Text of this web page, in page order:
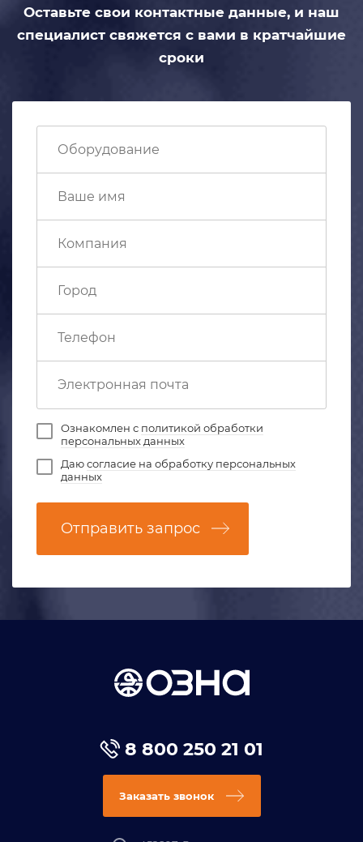
Оставьте свои контактные данные, и наш
специалист свяжется с вами в кратчайшие
сроки
Ознакомлен с политикой обработки
персональных данных
Даюсогласие на обработку персональных
данных
Отправить запрос
8 800 250 21 01
Заказать звонок